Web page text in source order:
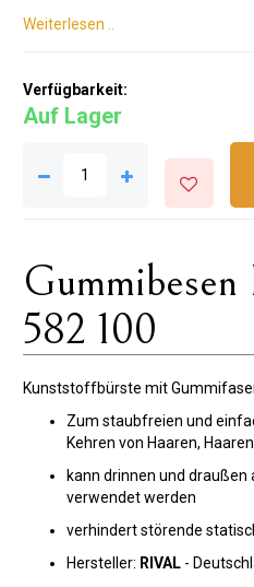
Weiterlesen ..
Verfügbarkeit:
Auf Lager
Gummibesen
582 100
Kunststoffbürste mit
Zum staubfreien und
Kehren von Haaren,
kann drinnen und
verwendet werden
verhindert störende
Hersteller: RIVAL-